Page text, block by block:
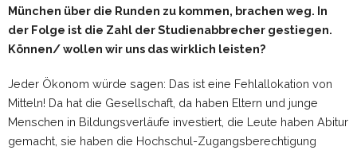
München über die Runden zu kommen, brachen weg. In
der Folge ist die Zahl der Studienabbrecher gestiegen.
Können/ wollen wir uns das wirklich leisten?
Jeder Ökonom würde sagen: Das ist eine Fehlallokation von
Mitteln! Da hat die Gesellschaft, da haben Eltern und junge
Menschen in Bildungsverläufe investiert, die Leute haben Abitur
gemacht, sie haben die Hochschul-Zugangsberechtigung